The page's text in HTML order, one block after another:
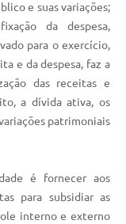
e suas variações;
da despesa,
para o exercício,
e da despesa, faz a
das receitas e
a dívida ativa, os
patrimoniais
é fornecer aos
para subsidiar as
interno e externo